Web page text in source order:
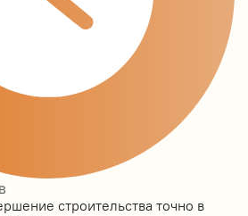
строительства точно в